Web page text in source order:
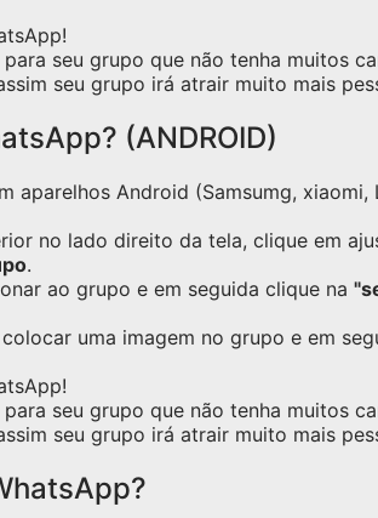
seu grupo que não tenha muitos
seu grupo irá atrair muito mais
(ANDROID)
aparelhos Android (Samsumg,
no lado direito da tela, clique em
.
ao grupo e em seguida clique na
uma imagem no grupo e em
seu grupo que não tenha muitos
seu grupo irá atrair muito mais